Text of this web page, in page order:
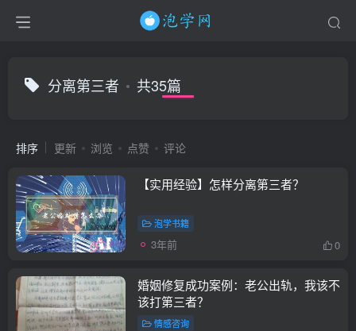
分离第三者 共35篇
排序 更新 浏览 点赞 评论
【实用经验】怎样分离第三者？
泡学书籍
3年前 0
婚姻修复成功案例：老公出轨，我该不
该打第三者？
情感咨询